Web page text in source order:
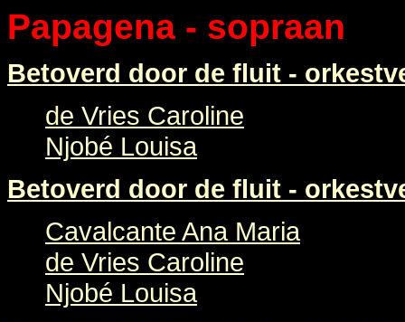
Papagena - sopraan
Betoverd door de fluit -
de Vries Caroline
Njobé Louisa
Betoverd door de fluit -
Cavalcante Ana Maria
de Vries Caroline
Njobé Louisa